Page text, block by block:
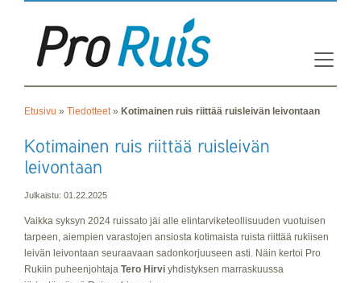
Etusivu » Tiedotteet» Kotimainen ruis riittää ruisleivän leivontaan
Julkaistu: 01.22.2025
Vaikka syksyn 2024 ruissato jäi alle elintarviketeollisuuden vuotuisen
tarpeen, aiempien varastojen ansiosta kotimaista ruista riittää rukiisen
leivän leivontaan seuraavaan sadonkorjuuseen asti. Näin kertoi Pro
Rukiin puheenjohtaja Tero Hirvi yhdistyksen marraskuussa